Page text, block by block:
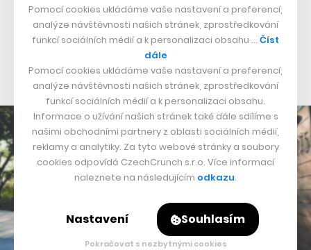
rezidence a komplexy, mezi kterými momentálně
najdeme například pražské budovy Danube House, Nile
House a Amazon Court a společnosti jako Ebay,
Deloitte nebo Heureka.
Pomocí cookies ukládáme vaše nastavení a preferencí,
analýze návštěvnosti našich stránek, zprostředkování
funkcí sociálních médií a k personalizaci obsahu … Číst
dále
Pomocí cookies ukládáme vaše nastavení a preferencí,
analýze návštěvnosti našich stránek, zprostředkování
funkcí sociálních médií a k personalizaci obsahu.
Informace o užívání našich stránek také dále sdílíme s
našimi obchodními partnery z oblasti sociálních médií,
reklamy a analytiky. Za tyto webové stránky a soubory
cookies odpovídá CzechCrunch s.r.o. Více informací
naleznete na následujícím odkazu.
Nastavení Souhlasím
Pokračovat s nezbytnými cookies